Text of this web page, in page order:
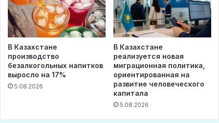
В Казахстане
производство
безалкогольных напитков
выросло на 17%
5.08.2026
В Казахстане
реализуется новая
миграционная политика,
ориентированная на
развитие человеческого
капитала
5.08.2026